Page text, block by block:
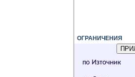
ОГРАНИЧЕНИЯ